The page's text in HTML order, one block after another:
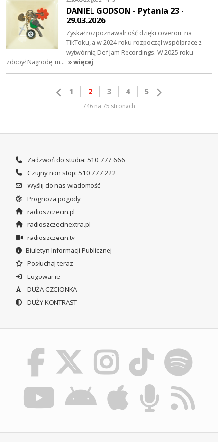
DANIEL GODSON - Pytania 23 -
29.03.2026
Zyskał rozpoznawalność dzięki coverom na
TikToku, a w 2024 roku rozpoczął współpracę z
wytwórnią Def Jam Recordings. W 2025 roku
zdobył Nagrodę im… » więcej
1 2 3 4 5
746 na 75 stronach
Zadzwoń do studia: 510 777 666
Czujny non stop: 510 777 222
Wyślij do nas wiadomość
Prognoza pogody
radioszczecin.pl
radioszczecinextra.pl
radioszczecin.tv
Biuletyn Informacji Publicznej
Posłuchaj teraz
Logowanie
DUŻA CZCIONKA
DUŻY KONTRAST